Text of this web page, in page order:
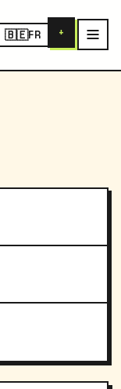
🇧🇪FR +
›